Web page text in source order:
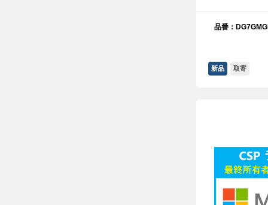
品番：
新品 取寄